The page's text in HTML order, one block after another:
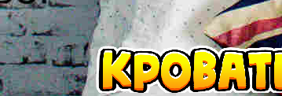
Перейти
к
содержанию